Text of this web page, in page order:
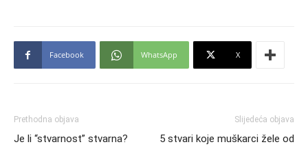
Facebook WhatsApp X
Prethodna objava
Je li “stvarnost” stvarna?
Slijedeća objava
5 stvari koje muškarci žele od